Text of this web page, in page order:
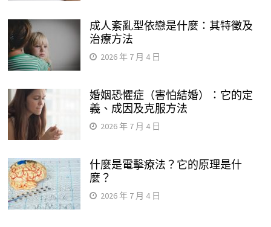
成人紊亂型依戀是什麼：其特徵及
治療方法
2026 年 7 月 4 日
婚姻恐懼症（害怕結婚）：它的定
義、成因及克服方法
2026 年 7 月 4 日
什麼是電擊療法？它的原理是什
麼？
2026 年 7 月 4 日